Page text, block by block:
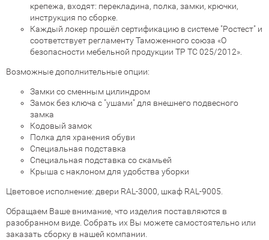
крепежа, входят: перекладина, полка, замки, крючки,
инструкция по сборке.
Каждый локер прошёл сертификацию в системе "Ростест" и
соответствует регламенту Таможенного союза «О
безопасности мебельной продукции ТР ТС 025/2012».
Возможные дополнительные опции:
Замки со сменным цилиндром
Замок без ключа с "ушами" для внешнего подвесного
замка
Кодовый замок
Полка для хранения обуви
Специальная подставка
Специальная подставка со скамьей
Крыша с наклоном для удобства уборки
Цветовое исполнение: двери RAL-3000, шкаф RAL-9005.
Обращаем Ваше внимание, что изделия поставляются в
разобранном виде. Собрать их Вы можете самостоятельно или
заказать сборку в нашей компании.